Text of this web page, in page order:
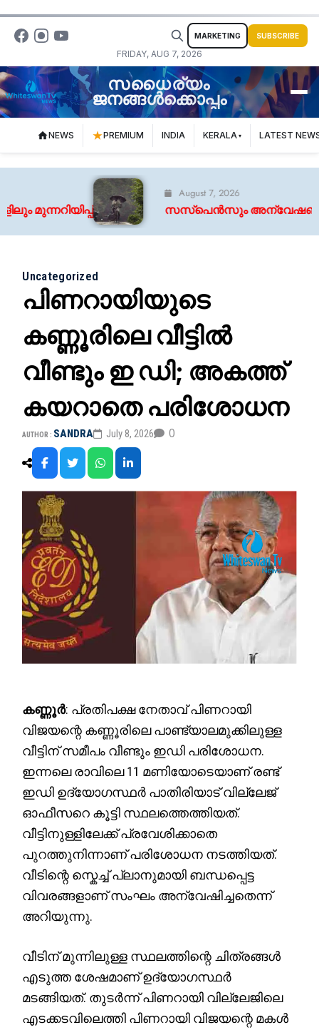
FRIDAY, AUG 7, 2026
MARKETING SUBSCRIBE
സധൈര്യം
ജനങ്ങൾക്കൊപ്പം
NEWS PREMIUM INDIA KERALA LATEST
August 7, 2026
സസ്പെൻസും അന്വേഷണവും നിറച്ച്
Uncategorized
പിണറായിയുടെ
കണ്ണൂരിലെ വീട്ടില്‍
വീണ്ടും ഇ ഡി; അകത്ത്
കയറാതെ പരിശോധന
AUTHOR : SANDRA July 8, 2026 0
കണ്ണൂർ: പ്രതിപക്ഷ നേതാവ് പിണറായി
വിജയന്റെ കണ്ണൂരിലെ പാണ്ട്യാലമുക്കിലുള്ള
വീട്ടിന് സമീപം വീണ്ടും ഇഡി പരിശോധന.
ഇന്നലെ രാവിലെ 11 മണിയോടെയാണ് രണ്ട്
ഇഡി ഉദ്യോഗസ്ഥർ പാതിരിയാട് വില്ലേജ്
ഓഫീസറെ കൂട്ടി സ്ഥലത്തെത്തിയത്.
വീട്ടിനുള്ളിലേക്ക് പ്രവേശിക്കാതെ
പുറത്തുനിന്നാണ് പരിശോധന നടത്തിയത്.
വീടിന്റെ സ്കെച്ച് പ്ലാനുമായി ബന്ധപ്പെട്ട
വിവരങ്ങളാണ് സംഘം അന്വേഷിച്ചതെന്ന്
അറിയുന്നു.
വീടിന് മുന്നിലുള്ള സ്ഥലത്തിന്റെ ചിത്രങ്ങൾ
എടുത്ത ശേഷമാണ് ഉദ്യോഗസ്ഥർ
മടങ്ങിയത്. തുടർന്ന് പിണറായി വില്ലേജിലെ
എടക്കടവിലെത്തി പിണറായി വിജയന്റെ മകൾ